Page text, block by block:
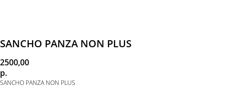
SANCHO PANZA NON PLUS
2500,00
р.
SANCHO PANZA NON PLUS